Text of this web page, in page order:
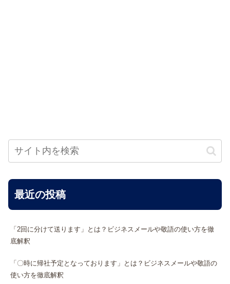
最近の投稿
「2回に分けて送ります」とは？ビジネスメールや敬語の使い方を徹
底解釈
「〇時に帰社予定となっております」とは？ビジネスメールや敬語の
使い方を徹底解釈